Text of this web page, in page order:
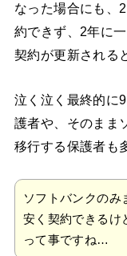
なった場合にも、
約できず、2年に
契約が更新される
泣く泣く最終的に
護者や、そのまま
移行する保護者も
ソフトバンクのみ
安く契約できるけ
って事ですね…